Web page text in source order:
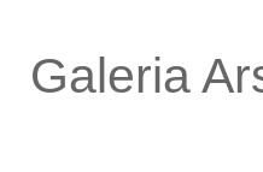
Galeria